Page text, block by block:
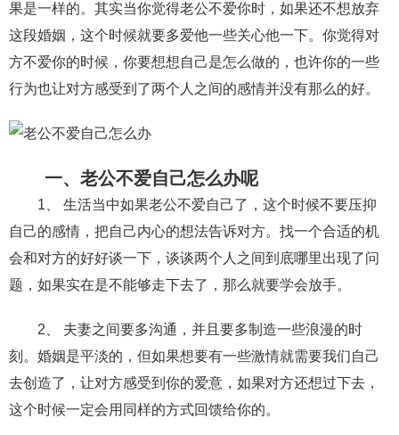
不和 金牛座男生 白羊座男生 吵架
财产分割 外遇 分手 第三者 心态
变心 感人 伤感 婚姻问题 脾气
失恋挽救 情绪
十二生肖 分手复合 梦见
异地恋 明星 气质 美妆 情感挽回
化妆 挽留前任 避孕 挽回男友 孕妇食谱
挽回老公 产检 家庭暴力 孕中期
备孕 产后恢复 减肥 月子 婴儿辅食
产妇食谱 同性恋 交往 搭讪 光棍节
果是一样的。其实当你觉得老公不爱你时，如果还不想放弃
这段婚姻，这个时候就要多爱他一些关心他一下。你觉得对
方不爱你的时候，你要想想自己是怎么做的，也许你的一些
行为也让对方感受到了两个人之间的感情并没有那么的好。
一、老公不爱自己怎么办呢
1、 生活当中如果老公不爱自己了，这个时候不要压抑
自己的感情，把自己内心的想法告诉对方。找一个合适的机
会和对方的好好谈一下，谈谈两个人之间到底哪里出现了问
题，如果实在是不能够走下去了，那么就要学会放手。
2、 夫妻之间要多沟通，并且要多制造一些浪漫的时
刻。婚姻是平淡的，但如果想要有一些激情就需要我们自己
去创造了，让对方感受到你的爱意，如果对方还想过下去，
这个时候一定会用同样的方式回馈给你的。